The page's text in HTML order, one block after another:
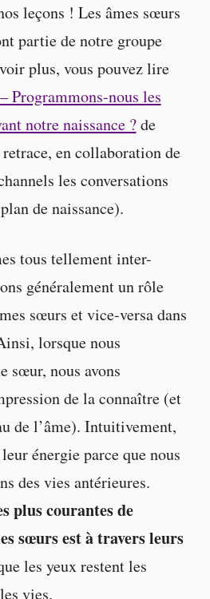
leçons ! Les âmes sœurs
partie de notre groupe
plus, vous pouvez lire
Programmons-nous les
notre naissance ?de
en collaboration de
les conversations
de naissance).
tous tellement inter-
généralement un rôle
sœurs et vice-versa dans
lorsque nous
sœur, nous avons
de la connaître (et
de l’âme). Intuitivement,
énergie parce que nous
des vies antérieures.
plus courantes de
sœurs est à travers leurs
les yeux restent les
vies.